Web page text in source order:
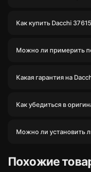
Как купить Dacchi
Можно ли примерить
Какая гарантия на
Как убедиться в
Можно ли установить
Похожие